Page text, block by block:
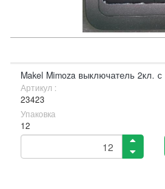
Makel Mimoza выключатель 2кл.
Артикул :
23423
Упаковка
12